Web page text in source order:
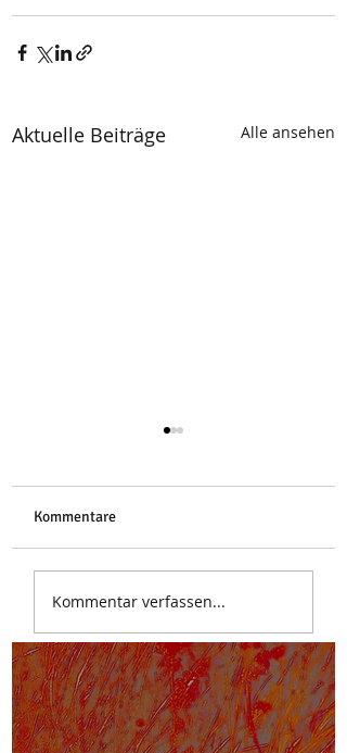
Aktuelle Beiträge Alle ansehen
Stoa des Attalos
Kommentare
Kommentar verfassen...